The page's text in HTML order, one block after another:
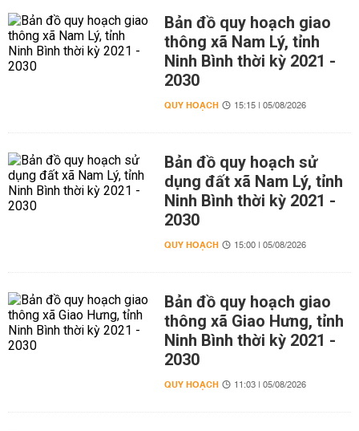
Bản đồ quy hoạch giao
thông xã Nam Lý, tỉnh
Ninh Bình thời kỳ 2021 -
2030
QUY HOẠCH 15:15 | 05/08/2026
Bản đồ quy hoạch sử
dụng đất xã Nam Lý, tỉnh
Ninh Bình thời kỳ 2021 -
2030
QUY HOẠCH 15:00 | 05/08/2026
Bản đồ quy hoạch giao
thông xã Giao Hưng, tỉnh
Ninh Bình thời kỳ 2021 -
2030
QUY HOẠCH 11:03 | 05/08/2026